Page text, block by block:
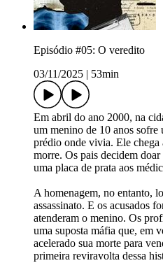
Episódio #05: O veredito
03/11/2025
53min
Em abril do ano 2000, na
um menino de 10 anos sofre
prédio onde vivia. Ele chega
morre. Os pais decidem
uma placa de prata aos
A homenagem, no entanto,
assassinato. E os acusados
atenderam o menino. Os
uma suposta máfia que, em
acelerado sua morte para
primeira reviravolta dessa